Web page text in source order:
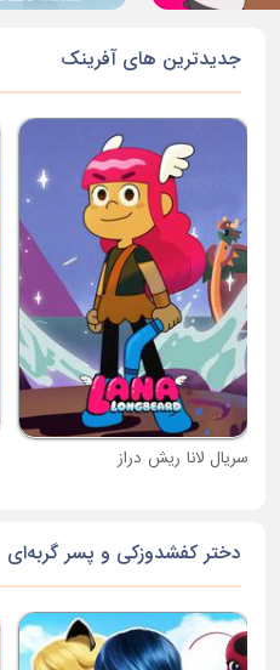
جدیدترین های آفرینک
سریال لانا ریش دراز
دختر کفشدوزکی و پسر گربه‌ای